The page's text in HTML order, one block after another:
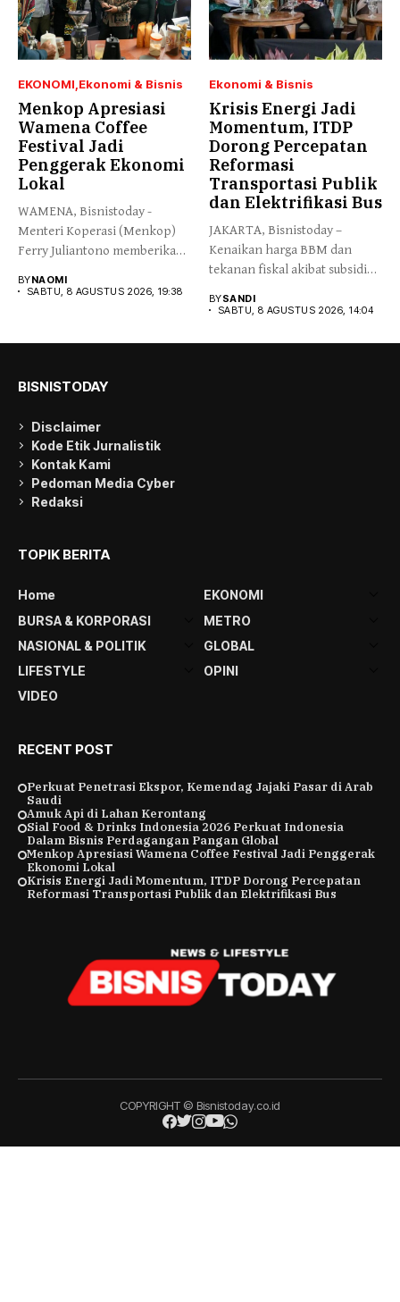
EKONOMI Ekonomi & Bisnis
Menkop Apresiasi
Wamena Coffee
Festival Jadi
Penggerak Ekonomi
Lokal
WAMENA, Bisnistoday -
Menteri Koperasi (Menkop)
Ferry Juliantono memberikan
BYNAOMI
SABTU, 8 AGUSTUS 2026, 19:38
Ekonomi & Bisnis
Krisis Energi Jadi
Momentum, ITDP
Dorong Percepatan
Reformasi
Transportasi Publik
dan Elektrifikasi Bus
JAKARTA, Bisnistoday –
Kenaikan harga BBM dan
tekanan fiskal akibat subsidi
BYSANDI
SABTU, 8 AGUSTUS 2026, 14:04
BISNISTODAY
Disclaimer
Kode Etik Jurnalistik
Kontak Kami
Pedoman Media Cyber
Redaksi
TOPIK BERITA
Home
EKONOMI
BURSA & KORPORASI
METRO
NASIONAL & POLITIK
GLOBAL
LIFESTYLE
OPINI
VIDEO
RECENT POST
Perkuat Penetrasi Ekspor, Kemendag Jajaki Pasar di Arab
Saudi
Amuk Api di Lahan Kerontang
Sial Food & Drinks Indonesia 2026 Perkuat Indonesia
Dalam Bisnis Perdagangan Pangan Global
Menkop Apresiasi Wamena Coffee Festival Jadi Penggerak
Ekonomi Lokal
Krisis Energi Jadi Momentum, ITDP Dorong Percepatan
Reformasi Transportasi Publik dan Elektrifikasi Bus
COPYRIGHT © Bisnistoday.co.id